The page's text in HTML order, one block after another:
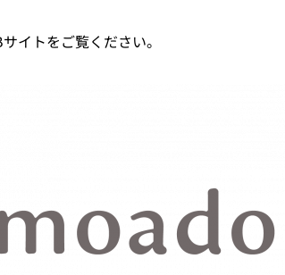
イトをご覧ください。